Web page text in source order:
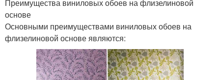
Преимущества виниловых обоев на флизелиновой
основе
Основными преимуществами виниловых обоев на
флизелиновой основе являются: